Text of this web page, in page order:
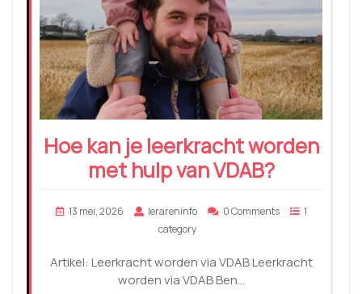
Hoe kan je leerkracht worden
met hulp van VDAB?
13 mei, 2026 lerareninfo 0 Comments
1
category
Artikel: Leerkracht worden via VDAB Leerkracht
worden via VDAB Ben…